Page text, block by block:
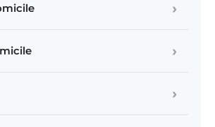
›
›
›